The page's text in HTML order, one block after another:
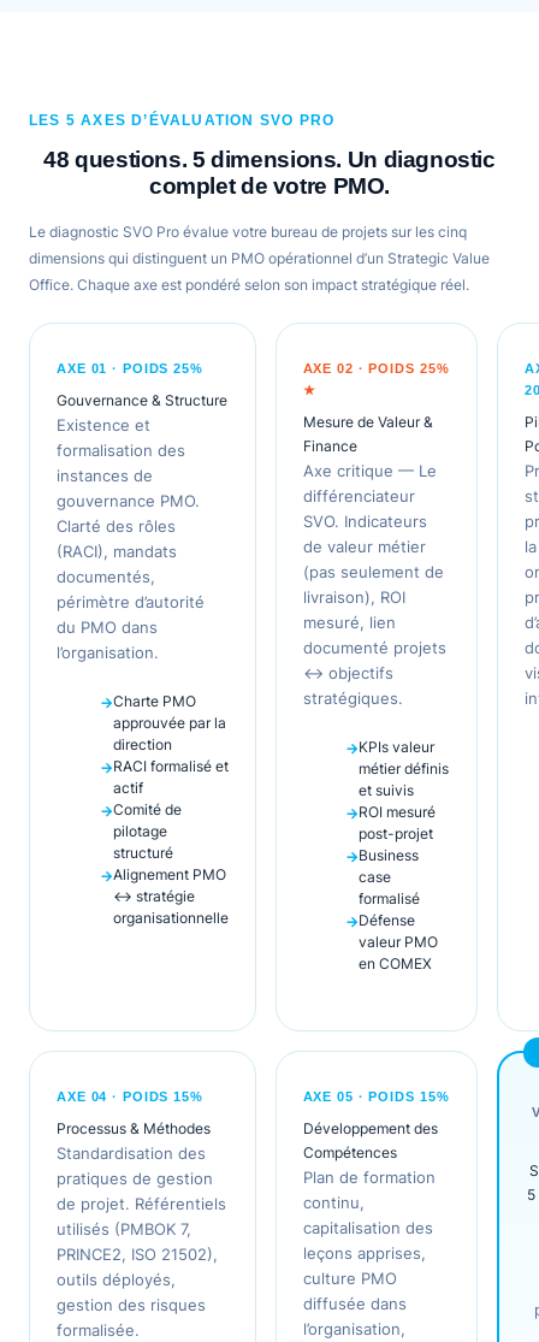
LES 5 AXES D’ÉVALUATION SVO PRO
48 questions. 5 dimensions. Un diagnostic
complet de votre PMO.
Le diagnostic SVO Pro évalue votre bureau de projets sur les cinq
dimensions qui distinguent un PMO opérationnel d’un Strategic Value
Office. Chaque axe est pondéré selon son impact stratégique réel.
AXE 01 · POIDS 25%
Gouvernance & Structure
Existence et
formalisation des
instances de
gouvernance PMO.
Clarté des rôles
(RACI), mandats
documentés,
périmètre d’autorité
du PMO dans
l’organisation.
Charte PMO
approuvée par la
direction
RACI formalisé et
actif
Comité de
pilotage
structuré
Alignement PMO
↔ stratégie
organisationnelle
AXE 02 · POIDS 25%
★
Mesure de Valeur &
Finance
Axe critique — Le
différenciateur
SVO. Indicateurs
de valeur métier
(pas seulement de
livraison), ROI
mesuré, lien
documenté projets
↔ objectifs
stratégiques.
KPIs valeur
métier définis
et suivis
ROI mesuré
post-projet
Business
case
formalisé
Défense
valeur PMO
en COMEX
AXE 04 · POIDS 15%
Processus & Méthodes
Standardisation des
pratiques de gestion
de projet. Référentiels
utilisés (PMBOK 7,
PRINCE2, ISO 21502),
outils déployés,
gestion des risques
formalisée.
AXE 05 · POIDS 15%
Développement des
Compétences
Plan de formation
continu,
capitalisation des
leçons apprises,
culture PMO
diffusée dans
l’organisation,
5